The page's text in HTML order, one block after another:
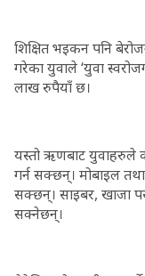
शिक्षित भइकन पनि
गरेका युवाले ‘युवा
लाख रुपैयाँ छ।
यस्तो ऋणबाट युवाहरुले
गर्न सक्छन्। मोबाइल
सक्छन्। साइबर, खाजा
सक्नेछन्।